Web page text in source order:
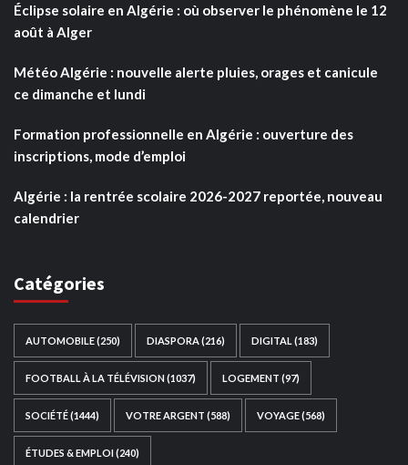
Éclipse solaire en Algérie : où observer le phénomène le 12
août à Alger
Météo Algérie : nouvelle alerte pluies, orages et canicule
ce dimanche et lundi
Formation professionnelle en Algérie : ouverture des
inscriptions, mode d’emploi
Algérie : la rentrée scolaire 2026-2027 reportée, nouveau
calendrier
Catégories
AUTOMOBILE(250) DIASPORA (216) DIGITAL (183)
FOOTBALL À LA TÉLÉVISION(1037) LOGEMENT (97)
SOCIÉTÉ(1444) VOTRE ARGENT (588) VOYAGE(568)
ÉTUDES & EMPLOI(240)